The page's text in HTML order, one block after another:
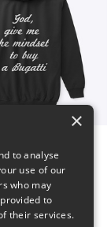
$51
×
to analyse
use of our
who may
to
their services.